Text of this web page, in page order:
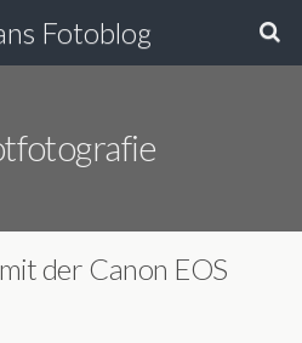
Fotoblog
der Canon EOS